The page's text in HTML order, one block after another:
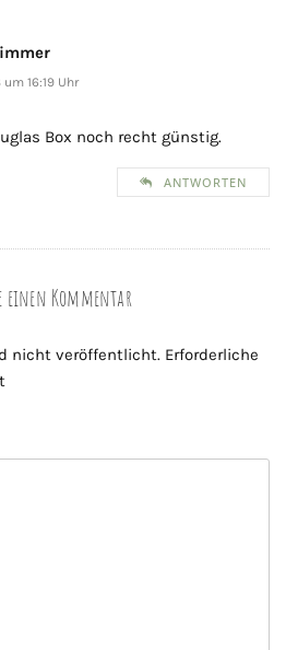
um 16:19 Uhr
Box noch recht günstig.
ANTWORTEN
einen Kommentar
nicht veröffentlicht. Erforderliche